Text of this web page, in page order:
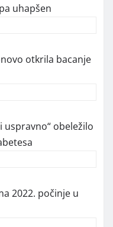
uhapšen
otkrila bacanje
uspravno“ obeležilo
2022. počinje u